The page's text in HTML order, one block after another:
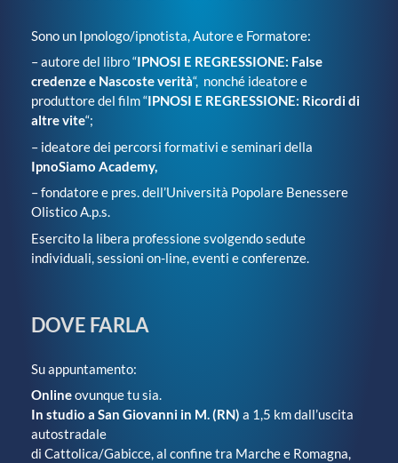
Sono un Ipnologo/ipnotista, Autore e Formatore:
– autore del libro “IPNOSI E REGRESSIONE: False
credenze e Nascoste verità“, nonché ideatore e
produttore del film “IPNOSI E REGRESSIONE: Ricordi di
altre vite“;
– ideatore dei percorsi formativi e seminari della
IpnoSiamo Academy,
– fondatore e pres. dell’Università Popolare Benessere
Olistico A.p.s.
Esercito la libera professione svolgendo sedute
individuali, sessioni on-line, eventi e conferenze.
DOVE FARLA
Su appuntamento:
Onlineovunque tu sia.
In studio a San Giovanni in M. (RN) a 1,5 km dall’uscita
autostradale
di Cattolica/Gabicce, al confine tra Marche e Romagna,